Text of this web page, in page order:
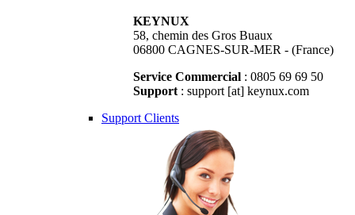
KEYNUX
58, chemin des Gros Buaux
06800 CAGNES-SUR-MER - (France)
Service Commercial : 0805 69 69 50
Support : support [at] keynux.com
Support Clients